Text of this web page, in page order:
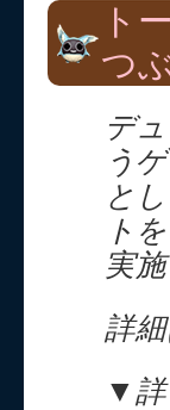
ト
つ
デ
う
と
ト
実
詳
▼詳